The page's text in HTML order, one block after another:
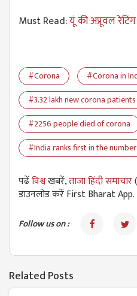
Must Read:यूं की अप्रूवल
#Corona
#Corona in
#3.32 lakh new corona
#2256 people died of corona
#India ranks first in the
पढेंविश्वखबरें,ताजा हिंदी समाचार
डाउनलोड करें First Bharat App.
Follow us on :
Related Posts